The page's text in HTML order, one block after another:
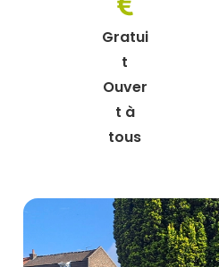
Gratui
t
Ouver
t à
tous